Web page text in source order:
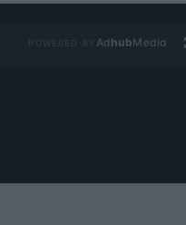
Ad hubMedia